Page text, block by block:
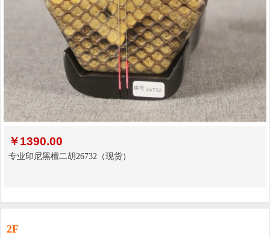
￥1390.00
专业印尼黑檀二胡26732（现货）
2F